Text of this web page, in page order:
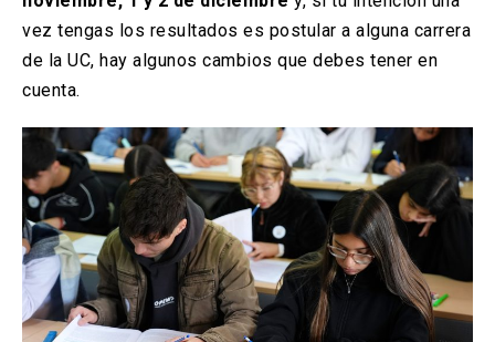
vez tengas los resultados es postular a alguna carrera
de la UC, hay algunos cambios que debes tener en
cuenta.